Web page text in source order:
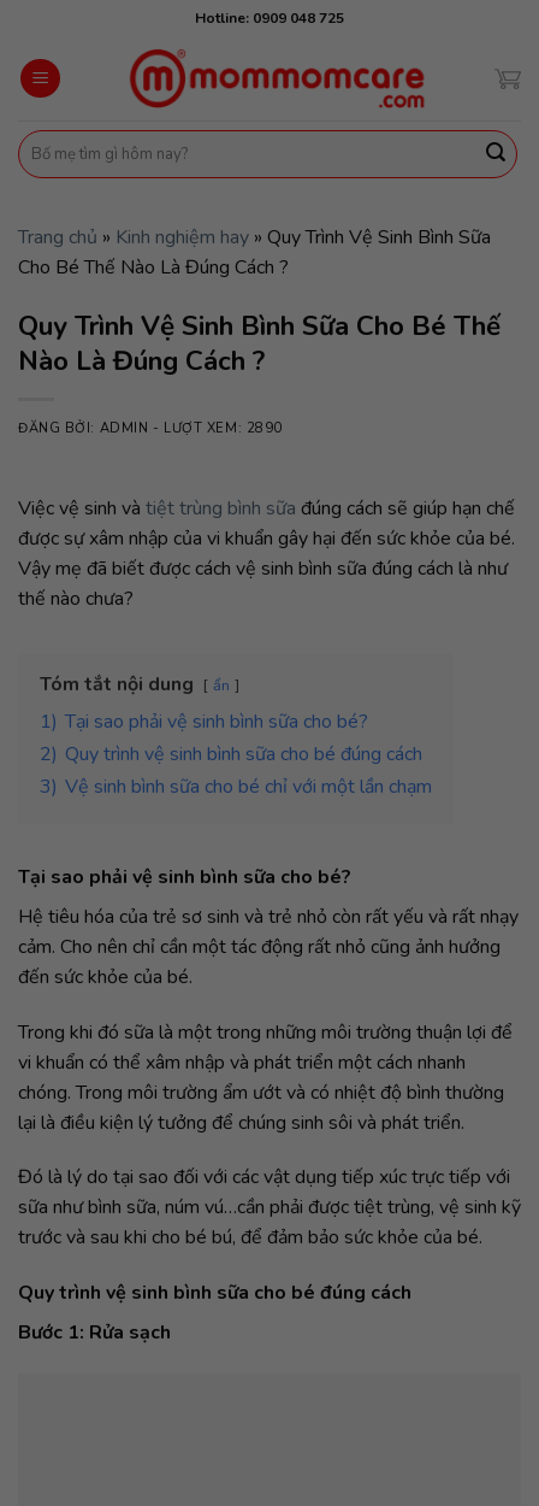
content
Hotline: 0909 048 725
Tìm
kiếm:
Trang chủ » Kinh nghiệm hay » Quy Trình Vệ Sinh Bình Sữa
Cho Bé Thế Nào Là Đúng Cách ?
Quy Trình Vệ Sinh Bình Sữa Cho Bé Thế
Nào Là Đúng Cách ?
ĐĂNG BỞI: ADMIN - LƯỢT XEM: 2890
Việc vệ sinh và tiệt trùng bình sữa đúng cách sẽ giúp hạn chế
được sự xâm nhập của vi khuẩn gây hại đến sức khỏe của bé.
Vậy mẹ đã biết được cách vệ sinh bình sữa đúng cách là như
thế nào chưa?
Tóm tắt nội dung ẩn
1) Tại sao phải vệ sinh bình sữa cho bé?
2) Quy trình vệ sinh bình sữa cho bé đúng cách
3) Vệ sinh bình sữa cho bé chỉ với một lần chạm
Tại sao phải vệ sinh bình sữa cho bé?
Hệ tiêu hóa của trẻ sơ sinh và trẻ nhỏ còn rất yếu và rất nhạy
cảm. Cho nên chỉ cần một tác động rất nhỏ cũng ảnh hưởng
đến sức khỏe của bé.
Trong khi đó sữa là một trong những môi trường thuận lợi để
vi khuẩn có thể xâm nhập và phát triển một cách nhanh
chóng. Trong môi trường ẩm ướt và có nhiệt độ bình thường
lại là điều kiện lý tưởng để chúng sinh sôi và phát triển.
Đó là lý do tại sao đối với các vật dụng tiếp xúc trực tiếp với
sữa như bình sữa, núm vú…cần phải được tiệt trùng, vệ sinh kỹ
trước và sau khi cho bé bú, để đảm bảo sức khỏe của bé.
Quy trình vệ sinh bình sữa cho bé đúng cách
Bước 1: Rửa sạch